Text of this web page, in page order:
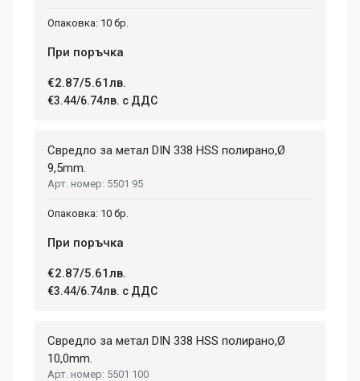
10 бр.
При поръчка
€2.87/5.61лв.
€3.44/6.74лв. с ДДС
Свредло за метал DIN 338 HSS полирано,Ø
9,5mm.
5501 95
10 бр.
При поръчка
€2.87/5.61лв.
€3.44/6.74лв. с ДДС
Свредло за метал DIN 338 HSS полирано,Ø
10,0mm.
5501 100